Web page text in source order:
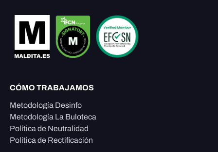
CÓMO TRABAJAMOS
Metodología Desinfo
Metodología La Buloteca
Política de Neutralidad
Política de Rectificación